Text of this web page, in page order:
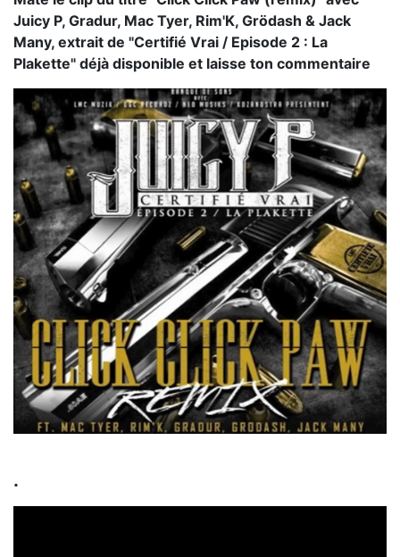
Juicy P, Gradur, Mac Tyer, Rim'K, Grödash & Jack
Many, extrait de "Certifié Vrai / Episode 2 : La
Plakette" déjà disponible et laisse ton commentaire
.